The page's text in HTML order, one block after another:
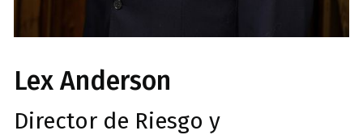
Lex Anderson
Director de Riesgo y